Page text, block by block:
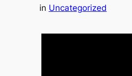
in Uncategorized